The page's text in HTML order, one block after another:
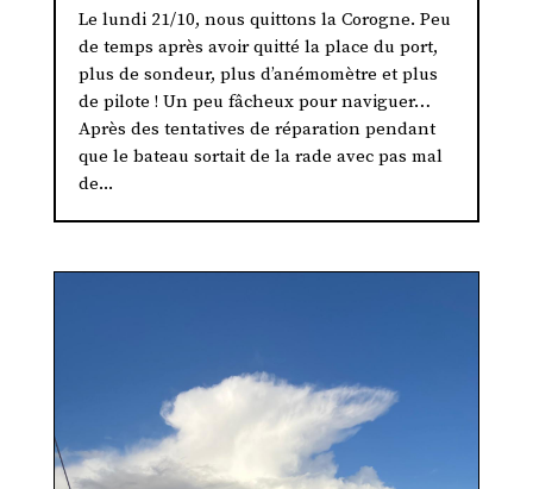
Le lundi 21/10, nous quittons la Corogne. Peu
de temps après avoir quitté la place du port,
plus de sondeur, plus d’anémomètre et plus
de pilote ! Un peu fâcheux pour naviguer…
Après des tentatives de réparation pendant
que le bateau sortait de la rade avec pas mal
de...